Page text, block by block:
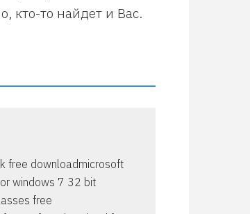
кто-то найдет и Вас.
free downloadmicrosoft
windows 7 32 bit
free